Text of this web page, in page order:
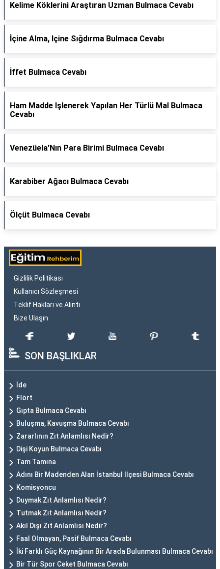
Kelime Köklerini Araştıran Uzman Bulmaca Cevabı
İçine Alma, Içine Sığdırma Bulmaca Cevabı
İffet Bulmaca Cevabı
Ham Madde Işlenerek Yapılan Her Türlü Mal Bulmaca
Cevabı
Venezüela'Nın Para Birimi Bulmaca Cevabı
Karabiber Ağacı Bulmaca Cevabı
Ölçüt Bulmaca Cevabı
Gizlilik Politikası
Kullanıcı Sözleşmesi
Teklif Hakları ve Alıntı
Bize Ulaşın
SON BAŞLIKLAR
İde
Flört
Gıpta Bulmaca Cevabı
Buluşma, Kavuşma Bulmaca Cevabı
Zararlının Zıt Anlamlısı Nedir?
Dişi Koyun Bulmaca Cevabı
Tam Tamına
Adını Bir Madenden Alan İstanbul Ilçesi Bulmaca Cevabı
Komisyoncu
Duymak Zıt Anlamlısı Nedir?
Tutmak Zıt Anlamlısı Nedir?
Akıl Dışı Zıt Anlamlısı Nedir?
Faal Olmayan, Pasif Bulmaca Cevabı
İki Farklı Güç Kaynağının Bir Arada Bulunması Bulmaca Cevabı
Bir Tür Spor Ceket Bulmaca Cevabı